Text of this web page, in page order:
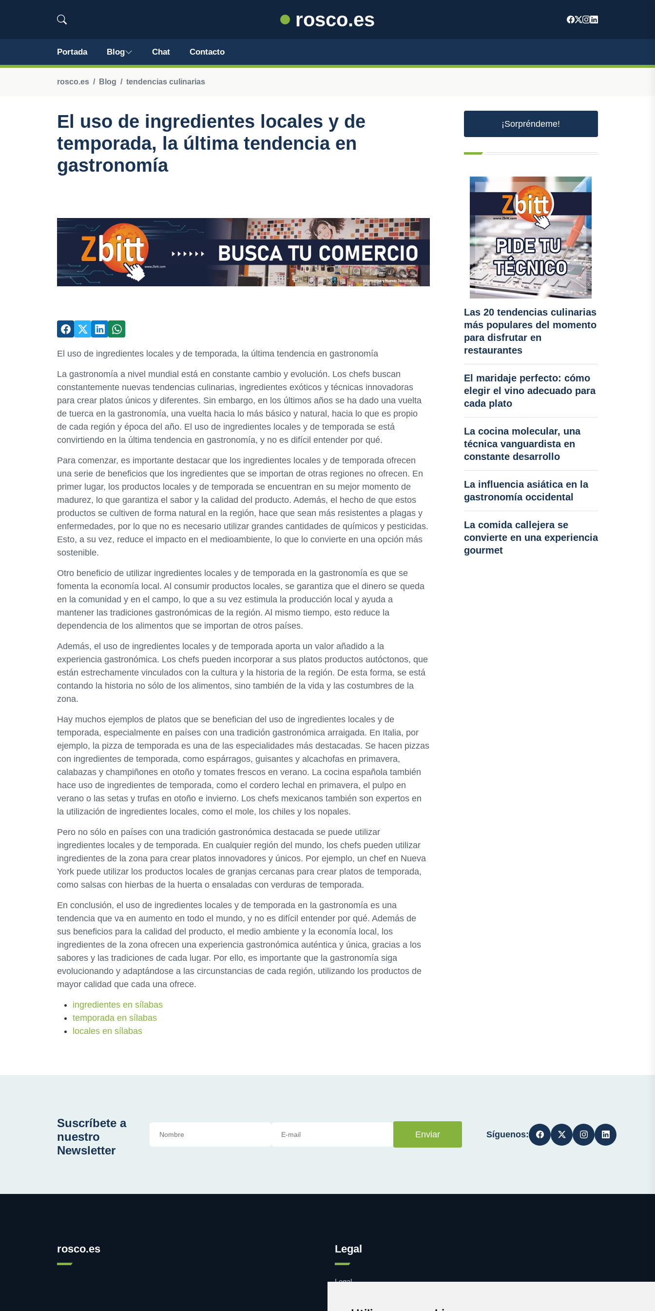
rosco.es
Portada Blog Chat Contacto
rosco.es Blog tendencias culinarias
El uso de ingredientes locales y de
temporada, la última tendencia en
gastronomía
El uso de ingredientes locales y de temporada, la última tendencia en gastronomía
La gastronomía a nivel mundial está en constante cambio y evolución. Los chefs buscan
constantemente nuevas tendencias culinarias, ingredientes exóticos y técnicas innovadoras
para crear platos únicos y diferentes. Sin embargo, en los últimos años se ha dado una vuelta
de tuerca en la gastronomía, una vuelta hacia lo más básico y natural, hacia lo que es propio
de cada región y época del año. El uso de ingredientes locales y de temporada se está
convirtiendo en la última tendencia en gastronomía, y no es difícil entender por qué.
Para comenzar, es importante destacar que los ingredientes locales y de temporada ofrecen
una serie de beneficios que los ingredientes que se importan de otras regiones no ofrecen. En
primer lugar, los productos locales y de temporada se encuentran en su mejor momento de
madurez, lo que garantiza el sabor y la calidad del producto. Además, el hecho de que estos
productos se cultiven de forma natural en la región, hace que sean más resistentes a plagas y
enfermedades, por lo que no es necesario utilizar grandes cantidades de químicos y pesticidas.
Esto, a su vez, reduce el impacto en el medioambiente, lo que lo convierte en una opción más
sostenible.
Otro beneficio de utilizar ingredientes locales y de temporada en la gastronomía es que se
fomenta la economía local. Al consumir productos locales, se garantiza que el dinero se queda
en la comunidad y en el campo, lo que a su vez estimula la producción local y ayuda a
mantener las tradiciones gastronómicas de la región. Al mismo tiempo, esto reduce la
dependencia de los alimentos que se importan de otros países.
Además, el uso de ingredientes locales y de temporada aporta un valor añadido a la
experiencia gastronómica. Los chefs pueden incorporar a sus platos productos autóctonos, que
están estrechamente vinculados con la cultura y la historia de la región. De esta forma, se está
contando la historia no sólo de los alimentos, sino también de la vida y las costumbres de la
zona.
Hay muchos ejemplos de platos que se benefician del uso de ingredientes locales y de
temporada, especialmente en países con una tradición gastronómica arraigada. En Italia, por
ejemplo, la pizza de temporada es una de las especialidades más destacadas. Se hacen pizzas
con ingredientes de temporada, como espárragos, guisantes y alcachofas en primavera,
calabazas y champiñones en otoño y tomates frescos en verano. La cocina española también
hace uso de ingredientes de temporada, como el cordero lechal en primavera, el pulpo en
verano o las setas y trufas en otoño e invierno. Los chefs mexicanos también son expertos en
la utilización de ingredientes locales, como el mole, los chiles y los nopales.
Pero no sólo en países con una tradición gastronómica destacada se puede utilizar
ingredientes locales y de temporada. En cualquier región del mundo, los chefs pueden utilizar
ingredientes de la zona para crear platos innovadores y únicos. Por ejemplo, un chef en Nueva
York puede utilizar los productos locales de granjas cercanas para crear platos de temporada,
como salsas con hierbas de la huerta o ensaladas con verduras de temporada.
En conclusión, el uso de ingredientes locales y de temporada en la gastronomía es una
tendencia que va en aumento en todo el mundo, y no es difícil entender por qué. Además de
sus beneficios para la calidad del producto, el medio ambiente y la economía local, los
ingredientes de la zona ofrecen una experiencia gastronómica auténtica y única, gracias a los
sabores y las tradiciones de cada lugar. Por ello, es importante que la gastronomía siga
evolucionando y adaptándose a las circunstancias de cada región, utilizando los productos de
mayor calidad que cada una ofrece.
ingredientes en sílabas
temporada en sílabas
locales en sílabas
¡Sorpréndeme!
Las 20 tendencias culinarias
más populares del momento
para disfrutar en
restaurantes
El maridaje perfecto: cómo
elegir el vino adecuado para
cada plato
La cocina molecular, una
técnica vanguardista en
constante desarrollo
La influencia asiática en la
gastronomía occidental
La comida callejera se
convierte en una experiencia
gourmet
Suscríbete a
nuestro
Newsletter
Enviar Síguenos:
rosco.es Legal
Legal